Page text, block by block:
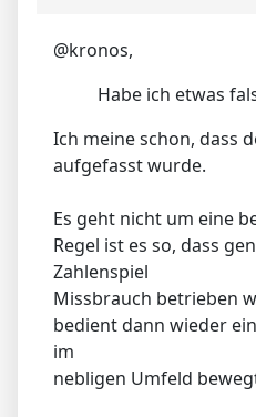
@kronos,
Habe ich etwas
Ich meine schon, dass
aufgefasst wurde.
Es geht nicht um eine
Regel ist es so, dass
Zahlenspiel
Missbrauch betrieben
bedient dann wieder
im
nebligen Umfeld